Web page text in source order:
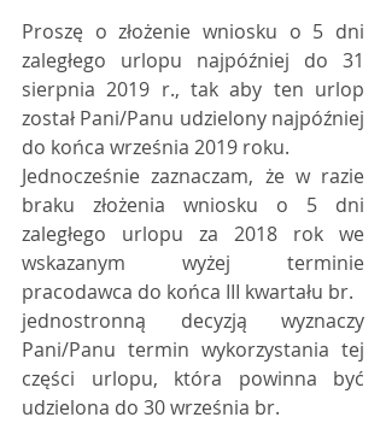
Proszę o złożenie wniosku o 5 dni
zaległego urlopu najpóźniej do 31
sierpnia 2019 r., tak aby ten urlop
został Pani/Panu udzielony najpóźniej
do końca września 2019 roku.
Jednocześnie zaznaczam, że w razie
braku złożenia wniosku o 5 dni
zaległego urlopu za 2018 rok we
wskazanym wyżej terminie
pracodawca do końca III kwartału br.
jednostronną decyzją wyznaczy
Pani/Panu termin wykorzystania tej
części urlopu, która powinna być
udzielona do 30 września br.